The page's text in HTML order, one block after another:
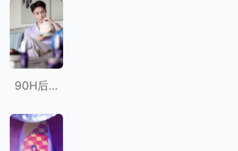
90H后帅哥明星张艺兴图片